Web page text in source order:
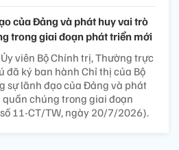
của Đảng và phát huy vai trò
trong giai đoạn phát triển mới
viên Bộ Chính trị, Thường trực
đã ký ban hành Chỉ thị của Bộ
sự lãnh đạo của Đảng và phát
chúng trong giai đoạn
11-CT/TW, ngày 20/7/2026).